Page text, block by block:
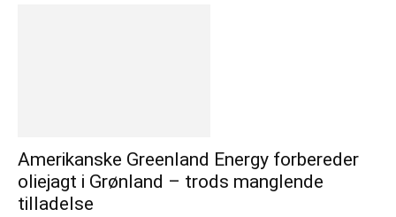
Amerikanske Greenland Energy forbereder
oliejagt i Grønland – trods manglende
tilladelse